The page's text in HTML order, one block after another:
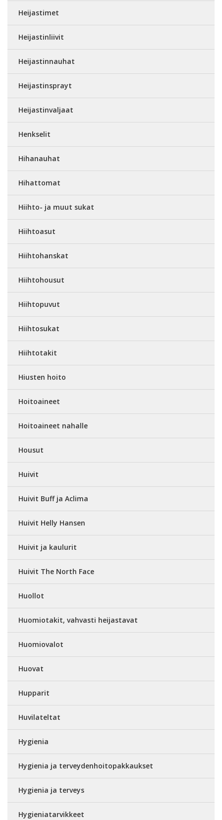
Heijastimet
Heijastinliivit
Heijastinnauhat
Heijastinsprayt
Heijastinvaljaat
Henkselit
Hihanauhat
Hihattomat
Hiihto- ja muut sukat
Hiihtoasut
Hiihtohanskat
Hiihtohousut
Hiihtopuvut
Hiihtosukat
Hiihtotakit
Hiusten hoito
Hoitoaineet
Hoitoaineet nahalle
Housut
Huivit
Huivit Buff ja Aclima
Huivit Helly Hansen
Huivit ja kaulurit
Huivit The North Face
Huollot
Huomiotakit, vahvasti heijastavat
Huomiovalot
Huovat
Hupparit
Huvilateltat
Hygienia
Hygienia ja terveydenhoitopakkaukset
Hygienia ja terveys
Hygieniatarvikkeet